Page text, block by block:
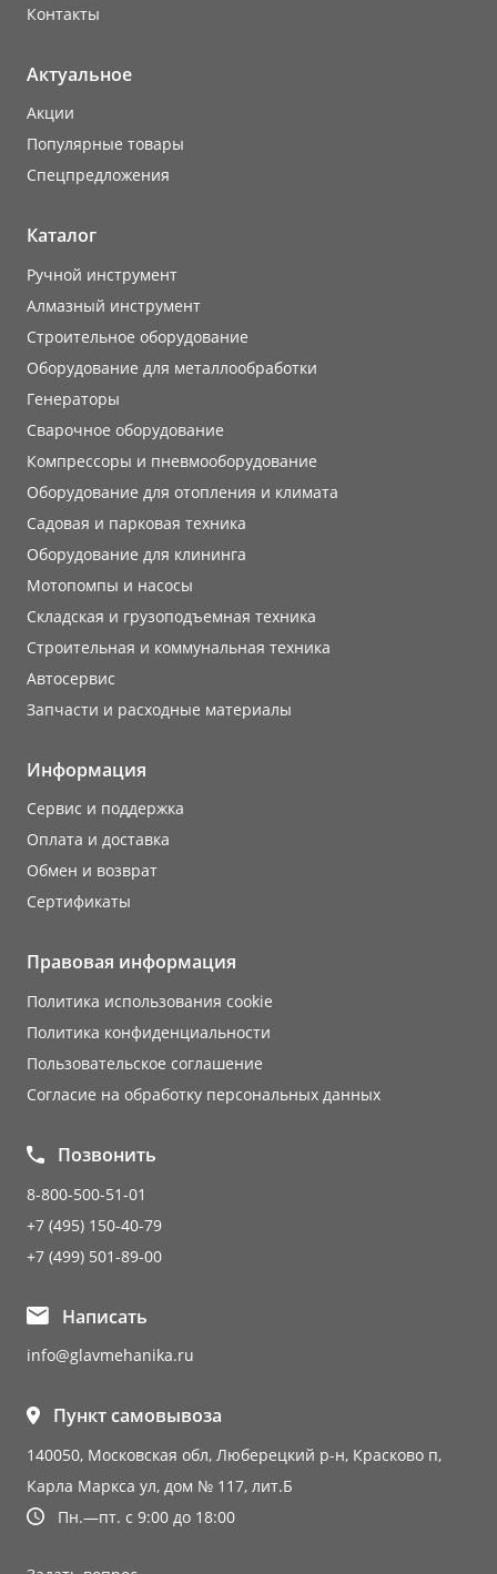
Контакты
Актуальное
Акции
Популярные товары
Cпецпредложения
Каталог
Ручной инструмент
Алмазный инструмент
Строительное оборудование
Оборудование для металлообработки
Генераторы
Сварочное оборудование
Компрессоры и пневмооборудование
Оборудование для отопления и климата
Садовая и парковая техника
Оборудование для клининга
Мотопомпы и насосы
Складская и грузоподъемная техника
Строительная и коммунальная техника
Автосервис
Запчасти и расходные материалы
Информация
Сервис и поддержка
Оплата и доставка
Обмен и возврат
Сертификаты
Правовая информация
Политика использования cookie
Политика конфиденциальности
Пользовательское соглашение
Согласие на обработку персональных данных
Позвонить
8-800-500-51-01
+7 (495) 150-40-79
+7 (499) 501-89-00
Написать
info@glavmehanika.ru
Пункт самовывоза
140050, Московская обл, Люберецкий р-н, Красково п,
Карла Маркса ул, дом № 117, лит.Б
Пн.—пт. с 9:00 до 18:00